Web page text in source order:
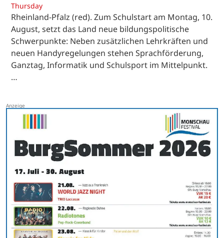
Thursday
Rheinland-Pfalz (red). Zum Schulstart am Montag, 10.
August, setzt das Land neue bildungspolitische
Schwerpunkte: Neben zusätzlichen Lehrkräften und
neuen Handyregelungen stehen Sprachförderung,
Ganztag, Informatik und Schulsport im Mittelpunkt.
…